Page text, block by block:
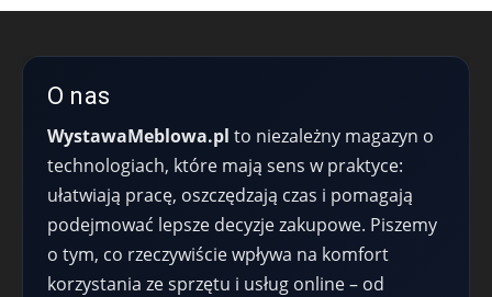
O nas
WystawaMeblowa.pl to niezależny magazyn o
technologiach, które mają sens w praktyce:
ułatwiają pracę, oszczędzają czas i pomagają
podejmować lepsze decyzje zakupowe. Piszemy
o tym, co rzeczywiście wpływa na komfort
korzystania ze sprzętu i usług online – od